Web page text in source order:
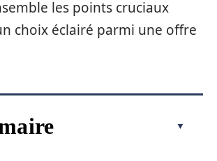
les points cruciaux
choix éclairé parmi une offre